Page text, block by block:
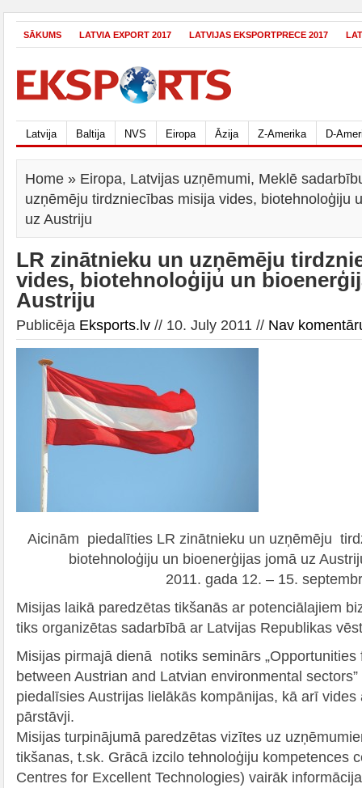
SĀKUMS LATVIA EXPORT 2017 LATVIJAS EKSPORTPRECE 2017
Latvija Baltija NVS Eiropa Āzija Z-Amerika D-
Home » Eiropa, Latvijas uzņēmumi, Meklē
uzņēmēju tirdzniecības misija vides, biotehnoloģiju
uz Austriju
LR zinātnieku un uzņēmēju
vides, biotehnoloģiju un
Austriju
Publicēja Eksports.lv // 10. July 2011 // Nav
Aicinām piedalīties LR zinātnieku un uzņēmēju
biotehnoloģiju un bioenerģijas jomā uz
2011. gada 12. – 15.
Misijas laikā paredzētas tikšanās ar potenciālajiem
tiks organizētas sadarbībā ar Latvijas Republikas
Misijas pirmajā dienā notiks seminārs „Opportunities
between Austrian and Latvian environmental
piedalīsies Austrijas lielākās kompānijas, kā arī
pārstāvji.
Misijas turpinājumā paredzētas vizītes uz
tikšanas, t.sk. Grācā izcilo tehnoloģiju kompetences
Centres for Excellent Technologies) vairāk